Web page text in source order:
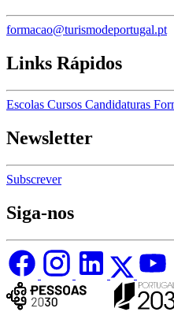
formacao@turismodeportugal.pt
Links Rápidos
Escolas Cursos Candidaturas
Newsletter
Subscrever
Siga-nos